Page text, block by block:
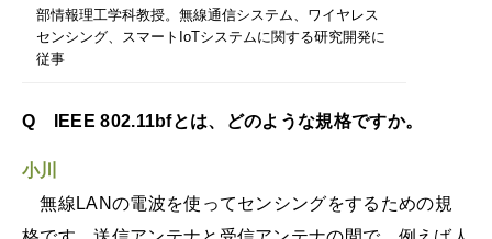
部情報理工学科教授。無線通信システム、ワイヤレス
センシング、スマートIoTシステムに関する研究開発に
従事
Q IEEE 802.11bfとは、どのような規格ですか。
小川
無線LANの電波を使ってセンシングをするための規